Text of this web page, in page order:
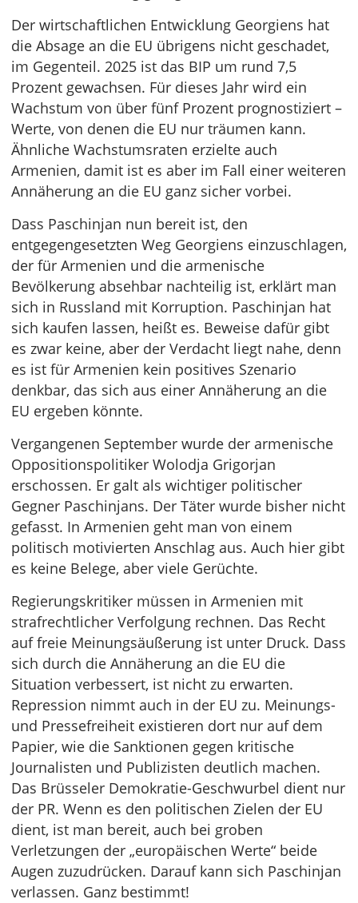
Der wirtschaftlichen Entwicklung Georgiens hat
die Absage an die EU übrigens nicht geschadet,
im Gegenteil. 2025 ist das BIP um rund 7,5
Prozent gewachsen. Für dieses Jahr wird ein
Wachstum von über fünf Prozent prognostiziert –
Werte, von denen die EU nur träumen kann.
Ähnliche Wachstumsraten erzielte auch
Armenien, damit ist es aber im Fall einer weiteren
Annäherung an die EU ganz sicher vorbei.
Dass Paschinjan nun bereit ist, den
entgegengesetzten Weg Georgiens einzuschlagen,
der für Armenien und die armenische
Bevölkerung absehbar nachteilig ist, erklärt man
sich in Russland mit Korruption. Paschinjan hat
sich kaufen lassen, heißt es. Beweise dafür gibt
es zwar keine, aber der Verdacht liegt nahe, denn
es ist für Armenien kein positives Szenario
denkbar, das sich aus einer Annäherung an die
EU ergeben könnte.
Vergangenen September wurde der armenische
Oppositionspolitiker Wolodja Grigorjan
erschossen. Er galt als wichtiger politischer
Gegner Paschinjans. Der Täter wurde bisher nicht
gefasst. In Armenien geht man von einem
politisch motivierten Anschlag aus. Auch hier gibt
es keine Belege, aber viele Gerüchte.
Regierungskritiker müssen in Armenien mit
strafrechtlicher Verfolgung rechnen. Das Recht
auf freie Meinungsäußerung ist unter Druck. Dass
sich durch die Annäherung an die EU die
Situation verbessert, ist nicht zu erwarten.
Repression nimmt auch in der EU zu. Meinungs-
und Pressefreiheit existieren dort nur auf dem
Papier, wie die Sanktionen gegen kritische
Journalisten und Publizisten deutlich machen.
Das Brüsseler Demokratie-Geschwurbel dient nur
der PR. Wenn es den politischen Zielen der EU
dient, ist man bereit, auch bei groben
Verletzungen der „europäischen Werte“ beide
Augen zuzudrücken. Darauf kann sich Paschinjan
verlassen. Ganz bestimmt!